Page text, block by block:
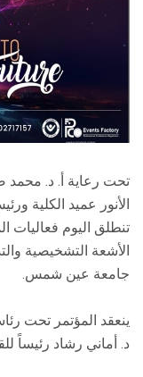
تحت رعاية أ. د. محمد
الأنور عميد الكلية
تنطلق اليوم فعاليات
الأشعة التشخيصية
جامعة عين شمس.
ينعقد المؤتمر تحت
د. أماني رشاد رئيساً